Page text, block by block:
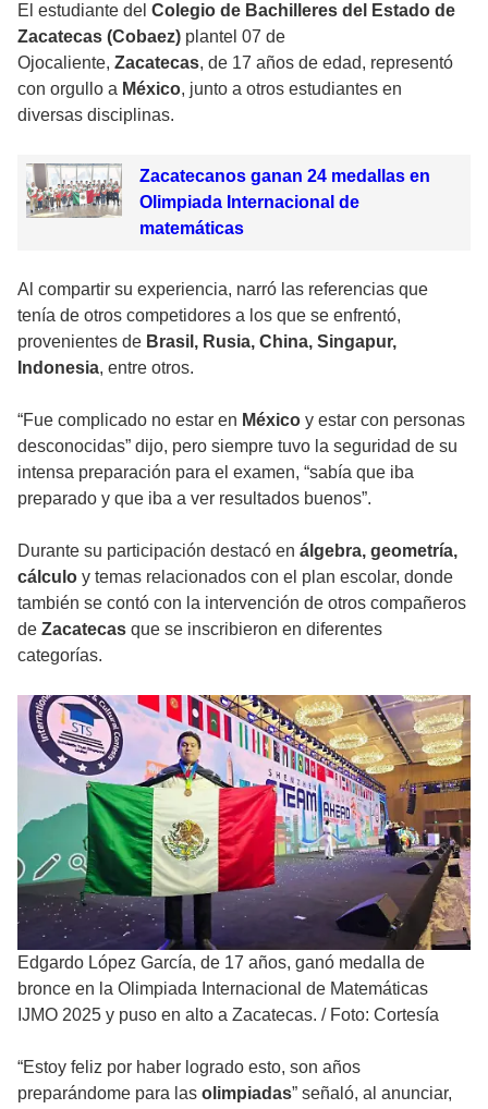
El estudiante del Colegio de Bachilleres del Estado de
Zacatecas (Cobaez) plantel 07 de
Ojocaliente, Zacatecas, de 17 años de edad, representó
con orgullo a México, junto a otros estudiantes en
diversas disciplinas.
Zacatecanos ganan 24 medallas en
Olimpiada Internacional de
matemáticas
Al compartir su experiencia, narró las referencias que
tenía de otros competidores a los que se enfrentó,
provenientes de Brasil, Rusia, China, Singapur,
Indonesia, entre otros.
“Fue complicado no estar en México y estar con personas
desconocidas” dijo, pero siempre tuvo la seguridad de su
intensa preparación para el examen, “sabía que iba
preparado y que iba a ver resultados buenos”.
Durante su participación destacó en álgebra, geometría,
cálculo y temas relacionados con el plan escolar, donde
también se contó con la intervención de otros compañeros
de Zacatecas que se inscribieron en diferentes
categorías.
Edgardo López García, de 17 años, ganó medalla de
bronce en la Olimpiada Internacional de Matemáticas
IJMO 2025 y puso en alto a Zacatecas. / Foto: Cortesía
“Estoy feliz por haber logrado esto, son años
preparándome para las olimpiadas” señaló, al anunciar,